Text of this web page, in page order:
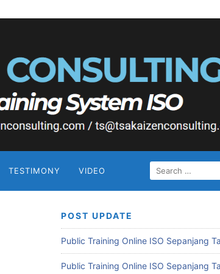
TESTIMONY VIDEO
SEARCH
FOR:
POST UPDATE
Public Training Online ISO Sepanjang
Public Training Online ISO Sepanjang